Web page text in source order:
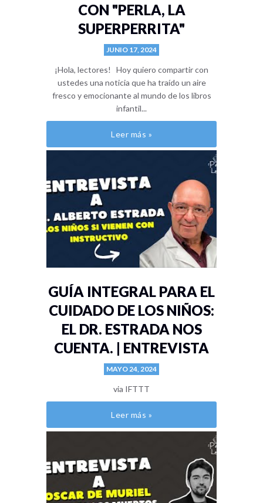
CON "PERLA, LA
SUPERPERRITA"
JUNIO 17, 2024
¡Hola, lectores! Hoy quiero compartir con
ustedes una noticia que ha traído un aire
fresco y emocionante al mundo de los libros
infantil...
Leer más »
GUÍA INTEGRAL PARA EL
CUIDADO DE LOS NIÑOS:
EL DR. ESTRADA NOS
CUENTA. | ENTREVISTA
MAYO 24, 2024
via IFTTT
Leer más »